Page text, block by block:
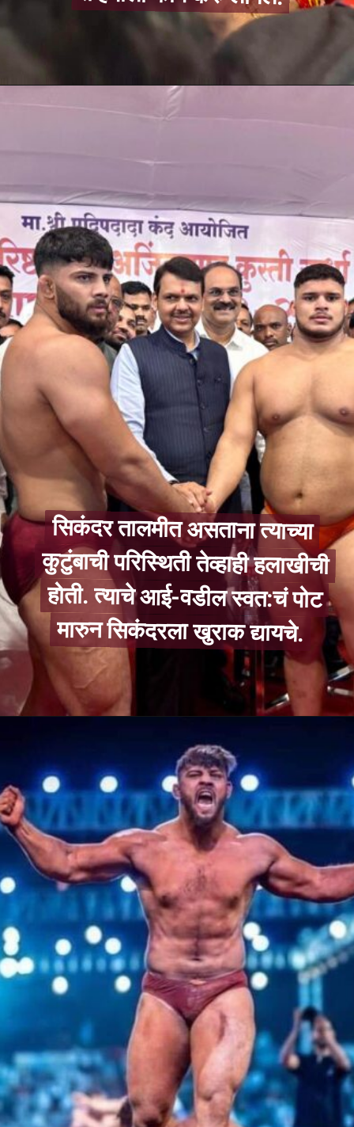
सिकंदर तालमीत असताना त्याच्या
कुटुंबाची परिस्थिती तेव्हाही हलाखीची
होती. त्याचे आई-वडील स्वत:चं पोट
मारुन सिकंदरला खुराक द्यायचे.
सिकंदर तालमीत असताना त्याच्या
कुटुंबाची परिस्थिती तेव्हाही हलाखीची
होती. त्याचे आई-वडील स्वत:चं पोट
मारुन सिकंदरला खुराक द्यायचे.